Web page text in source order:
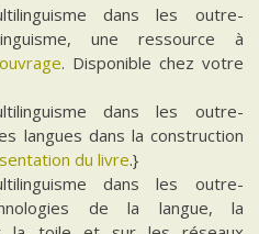
dans les outre-
une ressource à
. Disponible chez votre
dans les outre-
langues dans la construction
du livre.}
dans les outre-
de la langue, la